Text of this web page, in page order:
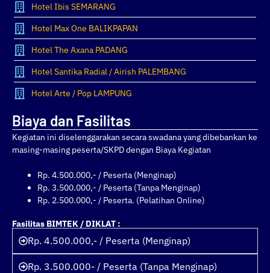
Hotel Ibis SEMARANG
Hotel Max One BALIKPAPAN
Hotel The Axana PADANG
Hotel Santika Radial / Airish PALEMBANG
Hotel Arte / Pop LAMPUNG
Biaya dan Fasilitas
Kegiatan ini diselenggarakan secara swadana yang dibebankan ke
masing-masing peserta/SKPD dengan Biaya Kegiatan
Rp. 4.500.000,- / Peserta (Menginap)
Rp. 3.500.000,- / Peserta (Tanpa Menginap)
Rp. 2.500.000,- / Peserta. (Pelatihan Online)
Fasilitas BIMTEK / DIKLAT :
Rp. 4.500.000,- / Peserta (Menginap)
Rp. 3.500.000- / Peserta (Tanpa Menginap)